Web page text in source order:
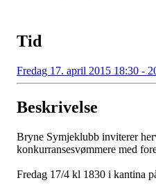
Tid
Fredag 17. april 2015 18:30 -
Beskrivelse
Bryne Symjeklubb inviterer
konkurransesvømmere med
Fredag 17/4 kl 1830 i kantina